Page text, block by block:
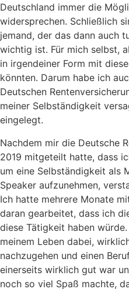
Deutschland immer die
widersprechen. Schließlich
jemand, der das dann auch
wichtig ist. Für mich selbst,
in irgendeiner Form mit
könnten. Darum habe ich
Deutschen
meiner Selbständigkeit
eingelegt.
Nachdem mir die Deutsche
2019 mitgeteilt hatte, dass
um eine Selbständigkeit als
Speaker aufzunehmen,
Ich hatte mehrere Monate
daran gearbeitet, dass ich
diese Tätigkeit haben
meinem Leben dabei,
nachzugehen und einen
einerseits wirklich gut war
noch so viel Spaß machte,